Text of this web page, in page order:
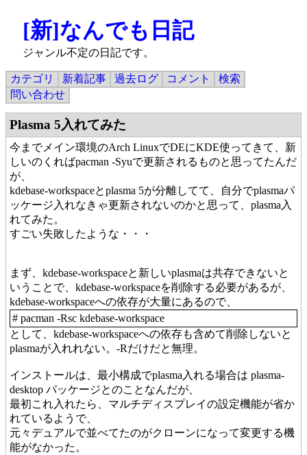
[新]なんでも日記
ジャンル不定の日記です。
カテゴリ 新着記事 過去ログ コメント
検索
問い合わせ
Plasma 5入れてみた
今までメイン環境のArch LinuxでDEにKDE使ってきて、新
しいのくればpacman -Syuで更新されるものと思ってたんだ
が、
kdebase-workspaceとplasma 5が分離してて、自分でplasmaパ
ッケージ入れなきゃ更新されないのかと思って、plasma入
れてみた。
すごい失敗したような・・・
まず、kdebase-workspaceと新しいplasmaは共存できないと
いうことで、kdebase-workspaceを削除する必要があるが、
kdebase-workspaceへの依存が大量にあるので、
# pacman -Rsc kdebase-workspace
として、kdebase-workspaceへの依存も含めて削除しないと
plasmaが入れれない。-Rだけだと無理。
インストールは、最小構成でplasma入れる場合は plasma-
desktop パッケージとのことなんだが、
最初これ入れたら、マルチディスプレイの設定機能が省か
れているようで、
元々デュアルで並べてたのがクローンになって変更する機
能がなかった。